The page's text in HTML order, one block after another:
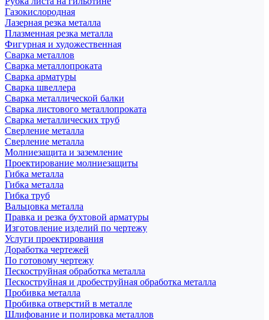
Газокислородная
Лазерная резка металла
Плазменная резка металла
Фигурная и художественная
Сварка металлов
Сварка металлопроката
Сварка арматуры
Сварка швеллера
Сварка металлической балки
Сварка листового металлопроката
Сварка металлических труб
Сверление металла
Сверление металла
Молниезащита и заземление
Проектирование молниезащиты
Гибка металла
Гибка металла
Гибка труб
Вальцовка металла
Правка и резка бухтовой арматуры
Изготовление изделий по чертежу
Услуги проектирования
Доработка чертежей
По готовому чертежу
Пескоструйная обработка металла
Пескоструйная и дробеструйная обработка металла
Пробивка металла
Пробивка отверстий в металле
Шлифование и полировка металлов